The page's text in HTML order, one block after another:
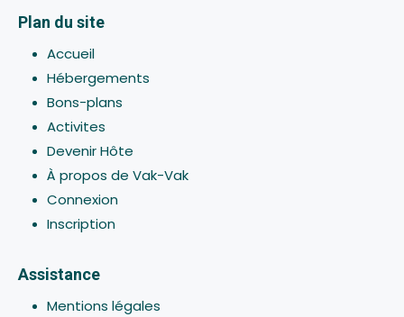
Plan du site
Accueil
Hébergements
Bons-plans
Activites
Devenir Hôte
À propos de Vak-Vak
Connexion
Inscription
Assistance
Mentions légales